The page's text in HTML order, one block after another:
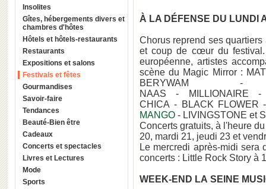
Insolites
Gîtes, hébergements divers et
chambres d'hôtes
Hôtels et hôtels-restaurants
Restaurants
Expositions et salons
Festivals et fêtes
Gourmandises
Savoir-faire
Tendances
Beauté-Bien être
Cadeaux
Concerts et spectacles
Livres et Lectures
Mode
Sports
À LA DÉFENSE DU LUNDI
Chorus reprend ses
et coup de cœur du
européenne, artistes
scène du Magic Mirror :
NAAS - MILLIONAIRE
CHICA - BLACK FLOWER
MANGO - LIVINGSTONE et
Concerts gratuits, à l'heure
20, mardi 21, jeudi 23 et
Le mercredi après-midi
concerts : Little Rock Story à
WEEK-END LA SEINE